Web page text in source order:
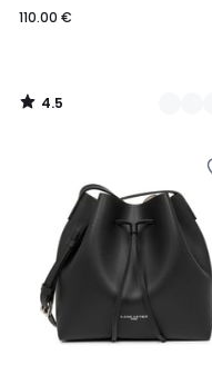
110.00 €
4.5
/